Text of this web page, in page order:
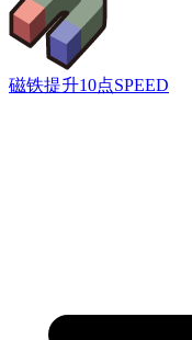
磁铁提升10点SPEED